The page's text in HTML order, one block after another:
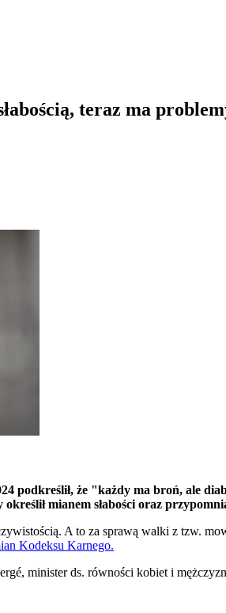
teraz ma
podkreślił, że "każdy ma broń, ale
mianem słabości oraz
A to za sprawą walki z tzw.
Kodeksu Karnego.
minister ds. równości kobiet i